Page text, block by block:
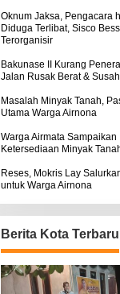
Warga Airnona
:Oknum Jaksa, Pengacara
Diduga Terlibat, Sisco
Terorganisir
Bakunase II Kurang
Jalan Rusak Berat &
Masalah Minyak Tanah,
Utama Warga Airnona
Warga Airmata
Ketersediaan Minyak
Reses, Mokris Lay
untuk Warga Airnona
Berita Kota Terbaru